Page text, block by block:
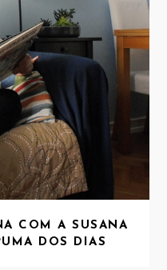
COM A SUSANA
DOS DIAS